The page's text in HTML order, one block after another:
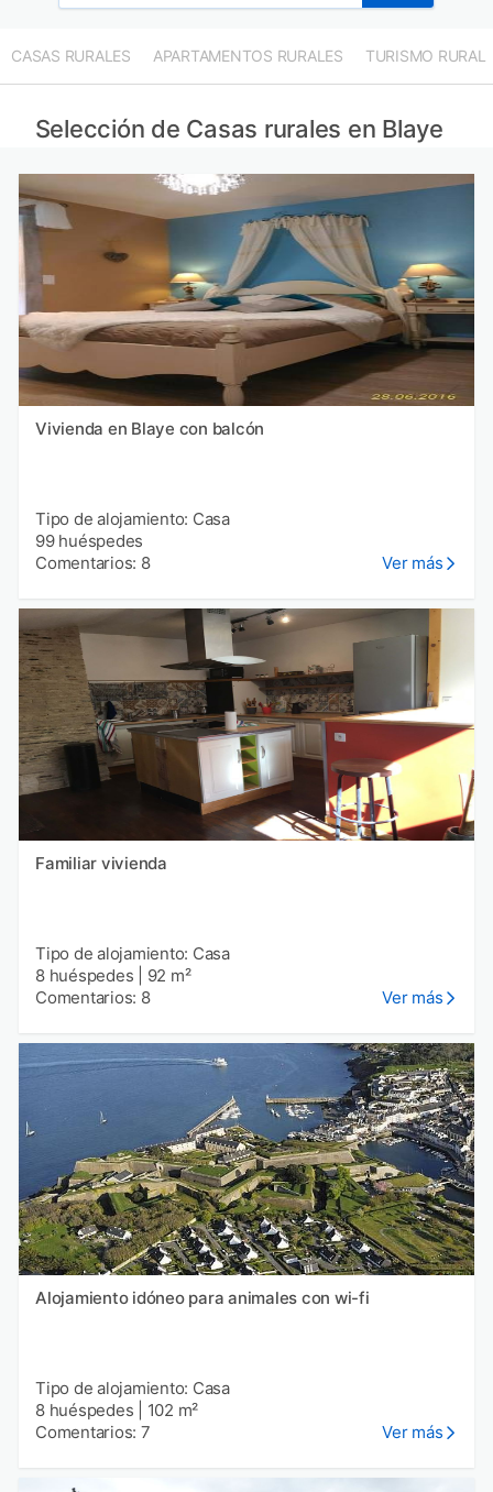
CASAS RURALES APARTAMENTOS RURALES TURISMO RURAL
Selección de Casas rurales en Blaye
Vivienda en Blaye con balcón
Tipo de alojamiento: Casa
99 huéspedes
Comentarios: 8
Ver más
Familiar vivienda
Tipo de alojamiento: Casa
8 huéspedes
92 m²
Comentarios: 8
Ver más
Alojamiento idóneo para animales con wi-fi
Tipo de alojamiento: Casa
8 huéspedes
102 m²
Comentarios: 7
Ver más